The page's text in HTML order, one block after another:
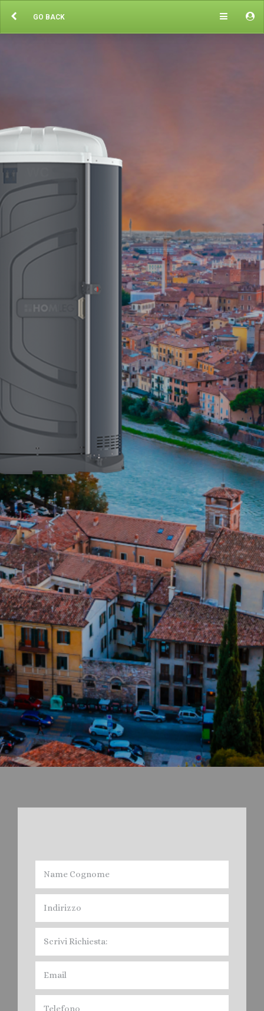
GO BACK
NOLEGGIO BAGNI
CHIMICI SAN ZENO DI
MONTAGNA